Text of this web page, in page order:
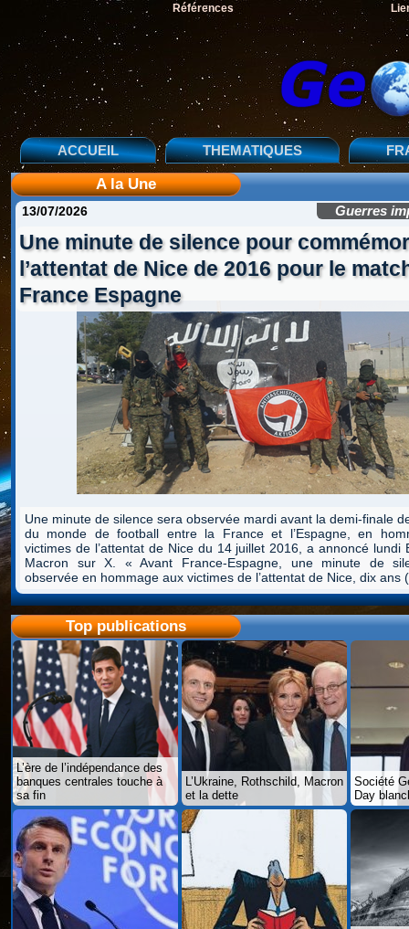
Références
ACCUEIL THEMATIQUES
A la Une
Guerres
Une minute de silence pour
l’attentat de Nice de 2016 pour le
France Espagne
13/07/2026
Une minute de silence sera observée mardi avant la demi-finale
du monde de football entre la France et l’Espagne, en
victimes de l’attentat de Nice du 14 juillet 2016, a annoncé lundi
Macron sur X. « Avant France-Espagne, une minute de
observée en hommage aux victimes de l’attentat de Nice, dix
Top publications
L’ère de l’indépendance des
banques centrales touche à
sa fin
L’Ukraine, Rothschild, Macron
et la dette
Société
Day